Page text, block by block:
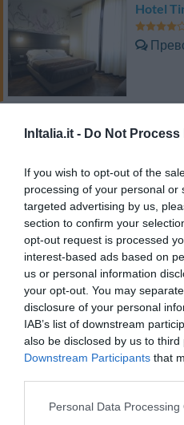
InItalia.it - Do Not
If you wish to opt-out of the
processing of your personal or
targeted advertising by us,
section to confirm your
opt-out request is processed
interest-based ads based on
us or personal information
your opt-out. You may
disclosure of your personal
IAB’s list of downstream
also be disclosed by us to third
Downstream Participants that
Personal Data Processing
Hotel
Hotel
Villa